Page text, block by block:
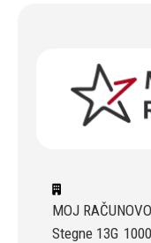
MOJ
Stegne 13G 1000